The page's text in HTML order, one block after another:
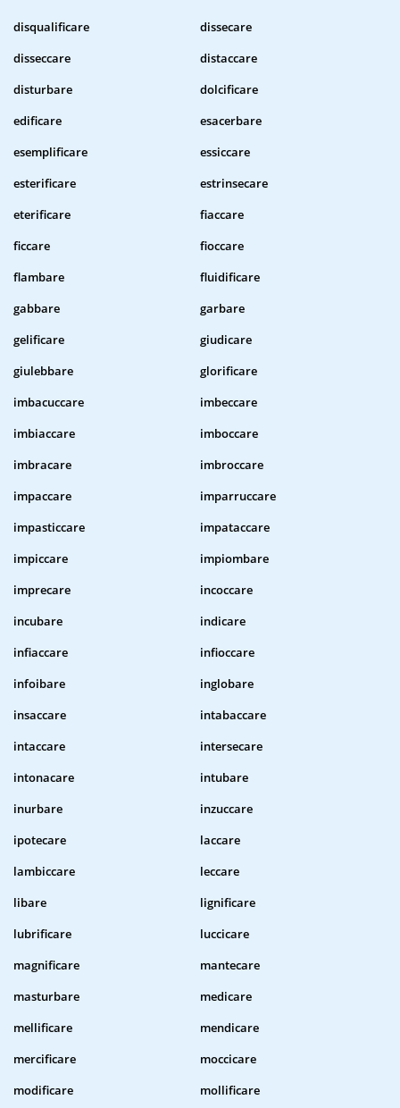
disqualificare
dissecare
disseccare
distaccare
disturbare
dolcificare
edificare
esacerbare
esemplificare
essiccare
esterificare
estrinsecare
eterificare
fiaccare
ficcare
fioccare
flambare
fluidificare
gabbare
garbare
gelificare
giudicare
giulebbare
glorificare
imbacuccare
imbeccare
imbiaccare
imboccare
imbracare
imbroccare
impaccare
imparruccare
impasticcare
impataccare
impiccare
impiombare
imprecare
incoccare
incubare
indicare
infiaccare
infioccare
infoibare
inglobare
insaccare
intabaccare
intaccare
intersecare
intonacare
intubare
inurbare
inzuccare
ipotecare
laccare
lambiccare
leccare
libare
lignificare
lubrificare
luccicare
magnificare
mantecare
masturbare
medicare
mellificare
mendicare
mercificare
moccicare
modificare
mollificare